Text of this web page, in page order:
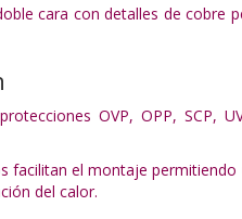
cara con detalles de
OVP, OPP, SCP,
facilitan el montaje
del calor.